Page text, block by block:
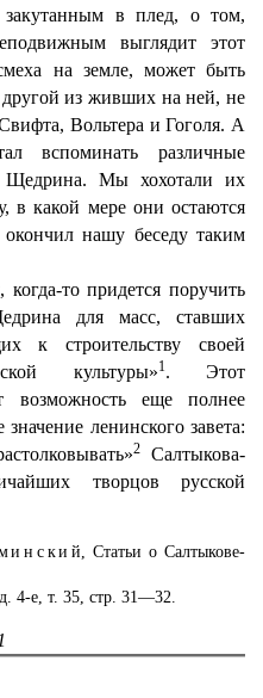
в плед, о том,
выглядит этот
на земле, может быть
из живших на ней, не
Вольтера и Гоголя. А
вспоминать различные
Щедрина. Мы хохотали их
в какой мере они остаются
нашу беседу таким
то придется поручить
для масс, ставших
к строительству своей
культуры»1. Этот
возможность еще полнее
ленинского завета:
2
Салтыкова-
творцов русской
, Статьи о Салтыкове-
4-е, т. 35, стр. 31—32.